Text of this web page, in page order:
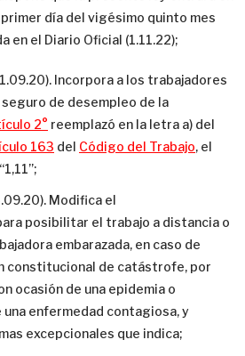
día del vigésimo quinto mes
en el Diario Oficial (1.11.22);
Incorpora a los trabajadores
de desempleo de la
2° reemplazó en la letra a) del
163 del Código del Trabajo, el
Modifica el
posibilitar el trabajo a distancia o
embarazada, en caso de
constitucional de catástrofe, por
ocasión de una epidemia o
una enfermedad contagiosa, y
excepcionales que indica;